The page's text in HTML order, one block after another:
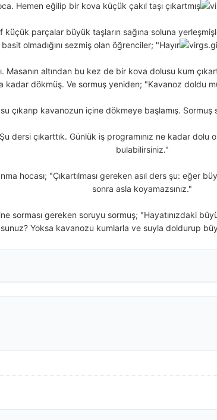
Hemen eğilip bir kova küçük çakıl taşı çıkartmış
küçük parçalar büyük taşların sağına soluna
basit olmadığını sezmiş olan öğrenciler; "Hayır
Masanın altından bu kez de bir kova dolusu kum
dökmüş. Ve sormuş yeniden; "Kavanoz doldu
çıkarıp kavanozun içine dökmeye başlamış. Sormuş
dersi çıkarttık. Günlük iş programınız ne kadar dolu
bulabilirsiniz."
hocası; "Çıkartılması gereken asıl ders şu: eğer
sonra asla koyamazsınız."
sorması gereken soruyu sormuş; "Hayatınızdaki
Yoksa kavanozu kumlarla ve suyla doldurup